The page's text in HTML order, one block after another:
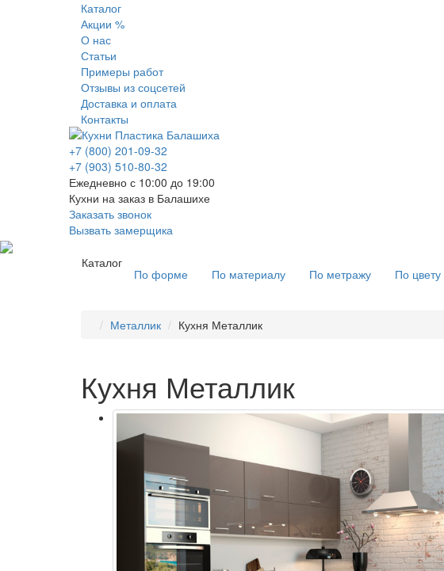
Каталог
Акции %
О нас
Статьи
Примеры работ
Отзывы из соцсетей
Доставка и оплата
Контакты
+7 (800) 201-09-32
+7 (903) 510-80-32
Ежедневно с 10:00 до 19:00
Кухни на заказ в Балашихе
Заказать звонок
Вызвать замерщика
Каталог
По форме По материалу По метражу По цвету
Металлик Кухня Металлик
Кухня Металлик